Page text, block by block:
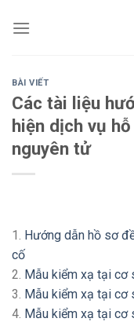
BÀI VIẾT
Các tài liệu
hiện dịch vụ
nguyên tử
1. Hướng dẫn hồ sơ
cố
2. Mẫu kiểm xạ tại cơ
3. Mẫu kiểm xạ tại cơ
4. Mẫu kiểm xạ tại cơ